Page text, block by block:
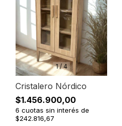
1/4
Cristalero Nórdico
$1.456.900,00
6 cuotas sin interés de
$242.816,67